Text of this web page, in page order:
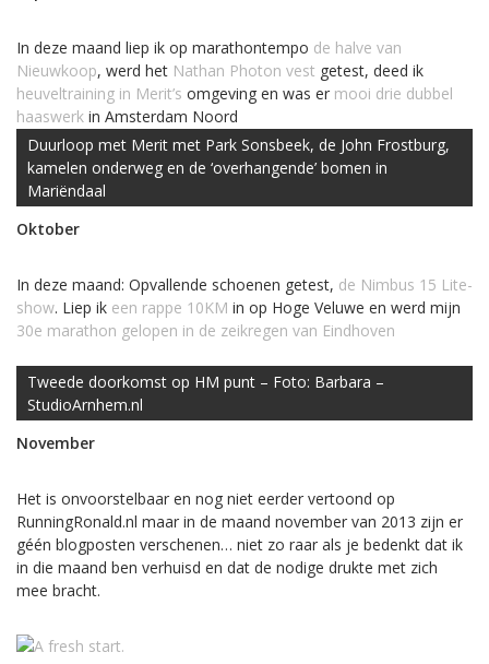
In deze maand liep ik op marathontempo de halve van
Nieuwkoop, werd het Nathan Photon vest getest, deed ik
heuveltraining in Merit’s omgeving en was er mooi drie dubbel
haaswerk in Amsterdam Noord
Duurloop met Merit met Park Sonsbeek, de John Frostburg,
kamelen onderweg en de ‘overhangende’ bomen in
Mariëndaal
Oktober
In deze maand: Opvallende schoenen getest, de Nimbus 15 Lite-
show. Liep ik een rappe 10KM in op Hoge Veluwe en werd mijn
30e marathon gelopen in de zeikregen van Eindhoven
Tweede doorkomst op HM punt – Foto: Barbara –
StudioArnhem.nl
November
Het is onvoorstelbaar en nog niet eerder vertoond op
RunningRonald.nl maar in de maand november van 2013 zijn er
géén blogposten verschenen… niet zo raar als je bedenkt dat ik
in die maand ben verhuisd en dat de nodige drukte met zich
mee bracht.